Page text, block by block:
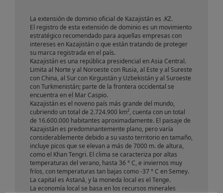
La extensión de dominio oficial de Kazajistán es .KZ.
El registro de esta extensión de dominio es un movimiento
estratégico recomendado para aquellas empresas con
intereses en Kazajistán o que están tratando de proteger
su marca registrada en el país.
Kazajistán es una república presidencial en Asia Central.
Limita al Norte y al Noroeste con Rusia, al Este y al Sureste
con China, al Sur con Kirguistán y Uzbekistán y al Suroeste
con Turkmenistán; parte de la frontera occidental se
encuentra en el Mar Caspio.
Kazajistán es el noveno país más grande del mundo,
cubriendo un total de 2.724.900 km², cuenta con un total
de 16.600.000 habitantes aproximadamente. El paisaje de
Kazajistán es predominantemente plano, pero varía
considerablemente debido a su vasto territorio en tamaño,
incluye picos que se elevan a más de 7000 m. de altura,
como el Khan Tengri. El clima se caracteriza por altas
temperaturas del verano, hasta 36 ° C, e inviernos muy
fríos, con temperaturas tan bajas como -37 ° C en Semey.
La capital es Astaná, y la moneda local es el Tenge.
La economía local se basa en los recursos minerales